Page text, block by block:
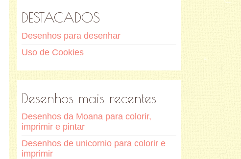
DESTACADOS
Desenhos para desenhar
Uso de Cookies
Desenhos mais recentes
Desenhos da Moana para colorir,
imprimir e pintar
Desenhos de unicornio para colorir e
imprimir